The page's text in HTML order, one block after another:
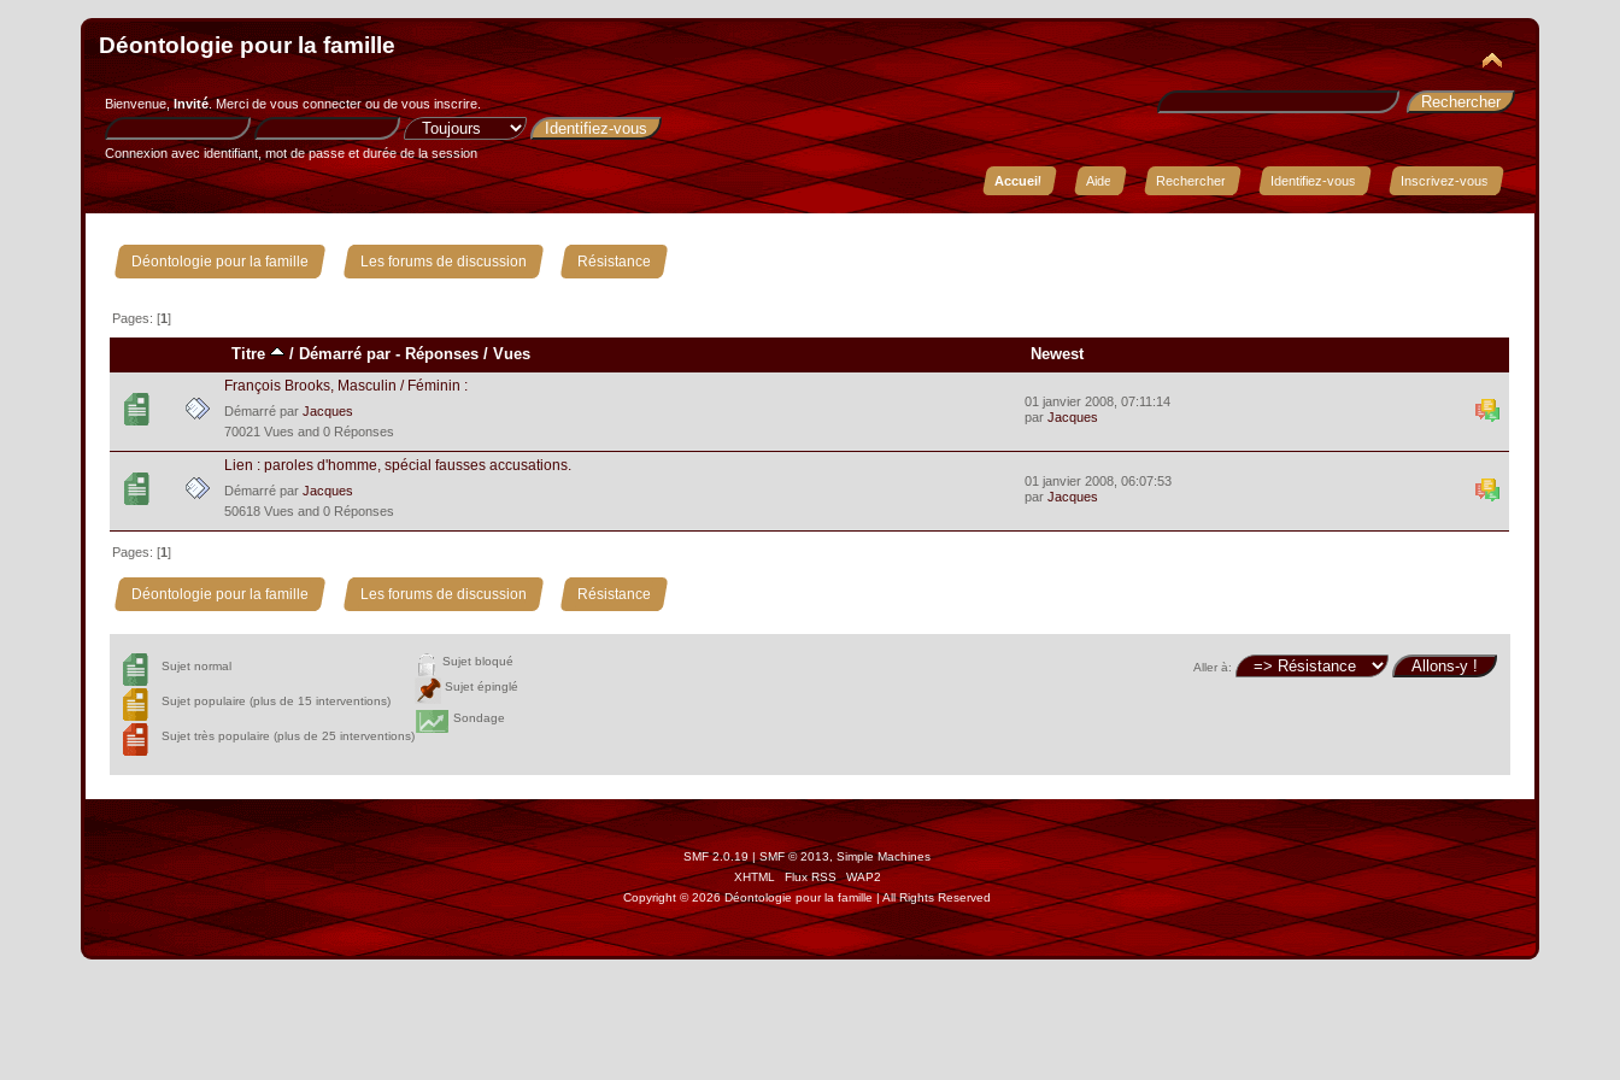
Déontologie pour la famille
Bienvenue,Invité. Merci devous connecterou devous inscrire.
Connexion avec identifiant, mot de passe et durée de la session
Accueil
Aide Rechercher Identifiez-vous Inscrivez-vous
Déontologie pour la famille » Les forums de discussion » Résistance
Pages: [1]
Titre / Démarré par - Réponses /Vues Newest
François Brooks, Masculin / Féminin :
Démarré parJacques
70021 Vues and 0 Réponses
01 janvier 2008, 07:11:14
parJacques
Lien : paroles d'homme, spécial fausses accusations.
Démarré parJacques
50618 Vues and 0 Réponses
01 janvier 2008, 06:07:53
parJacques
Pages: [1]
Déontologie pour la famille » Les forums de discussion » Résistance
Aller à:
Sujet normal
Sujet populaire (plus de 15 interventions)
Sujet très populaire (plus de 25 interventions)
Sujet bloqué
Sujet épinglé
Sondage
SMF 2.0.19 | SMF © 2013
Simple Machines
XHTML
Flux RSS
WAP2
Copyright © 2026 Déontologie pour la famille | All Rights Reserved